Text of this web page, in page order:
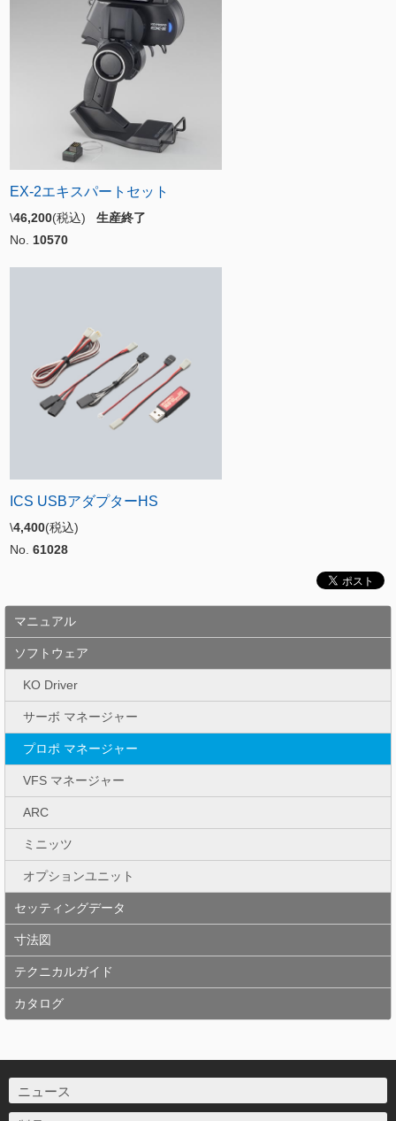
EX-2エキスパートセット
\46,200(税込) 生産終了
No. 10570
ICS USBアダプターHS
\4,400(税込)
No. 61028
マニュアル
ソフトウェア
KO Driver
サーボ マネージャー
プロポ マネージャー
VFS マネージャー
ARC
ミニッツ
オプションユニット
セッティングデータ
寸法図
テクニカルガイド
カタログ
ニュース